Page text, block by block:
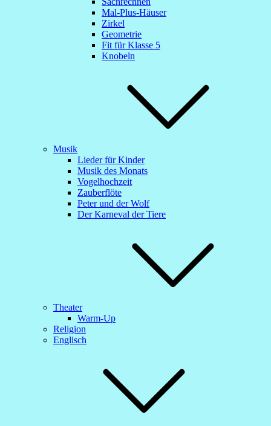
Mal-Plus-Häuser
Zirkel
Geometrie
Fit für Klasse 5
Knobeln
Musik
Lieder für Kinder
Musik des Monats
Vogelhochzeit
Zauberflöte
Peter und der Wolf
Der Karneval der Tiere
Theater
Warm-Up
Religion
Englisch